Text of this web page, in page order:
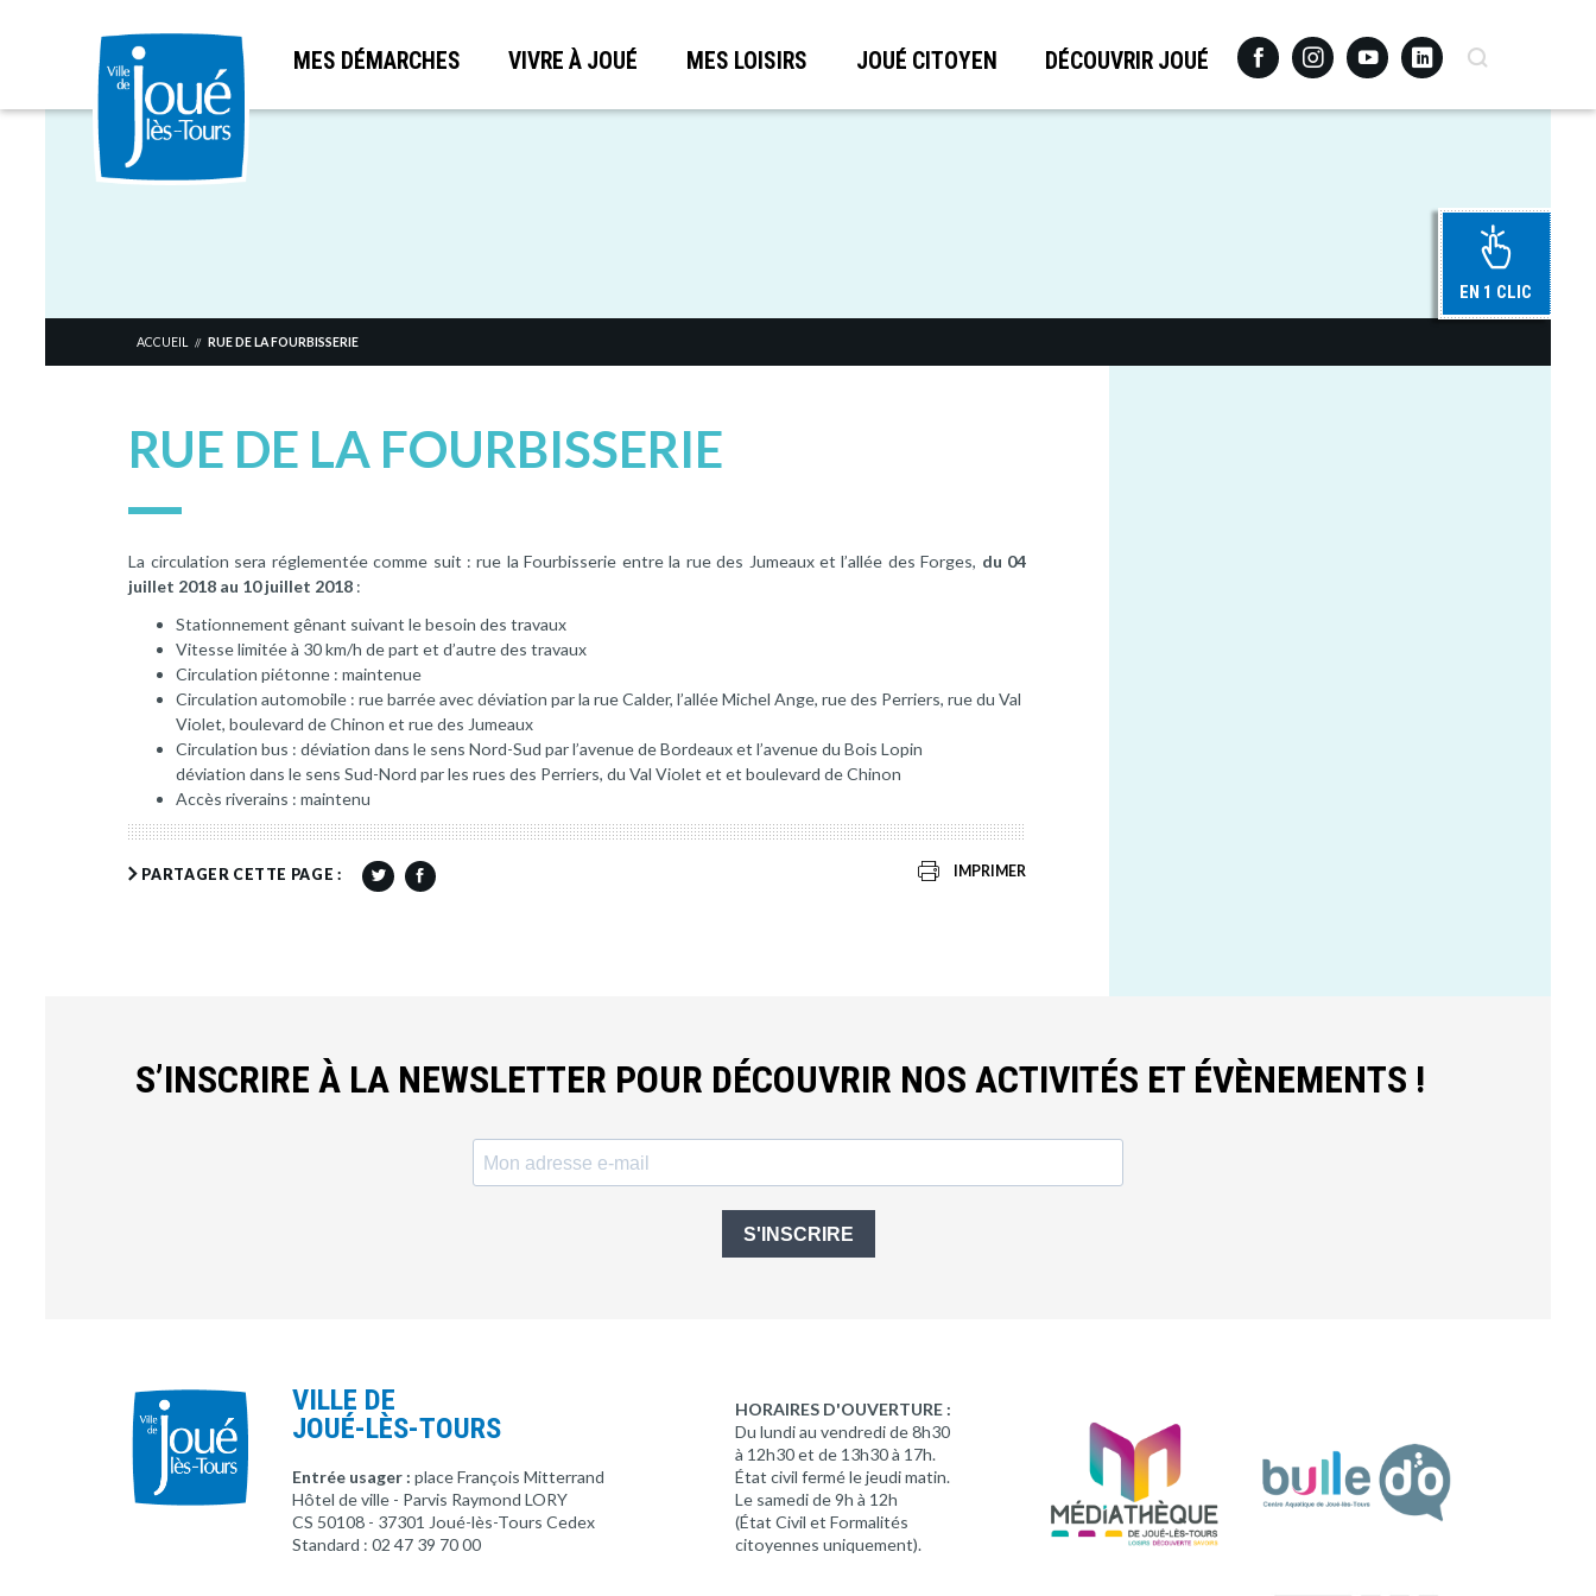
Aller
MES DÉMARCHES VIVRE À JOUÉ MES LOISIRS JOUÉ CITOYEN DÉCOUVRIR JOUÉ FacebookInstagramYoutubeLinkedinRecherche
EN 1 CLIC
ACCUEIL // RUE DE LA FOURBISSERIE
RUE DE LA FOURBISSERIE
La circulation sera réglementée comme suit : rue la Fourbisserie entre la rue des Jumeaux et l’allée des Forges, du 04
juillet 2018 au 10 juillet 2018 :
Stationnement gênant suivant le besoin des travaux
Vitesse limitée à 30 km/h de part et d’autre des travaux
Circulation piétonne : maintenue
Circulation automobile : rue barrée avec déviation par la rue Calder, l’allée Michel Ange, rue des Perriers, rue du Val
Violet, boulevard de Chinon et rue des Jumeaux
Circulation bus : déviation dans le sens Nord-Sud par l’avenue de Bordeaux et l’avenue du Bois Lopin
déviation dans le sens Sud-Nord par les rues des Perriers, du Val Violet et et boulevard de Chinon
Accès riverains : maintenu
PARTAGER CETTE PAGE : IMPRIMER
S’INSCRIRE À LA NEWSLETTER POUR DÉCOUVRIR NOS ACTIVITÉS ET ÉVÈNEMENTS !
S'INSCRIRE
VILLE DE
JOUÉ-LÈS-TOURS
Entrée usager : place François Mitterrand
Hôtel de ville - Parvis Raymond LORY
CS 50108 - 37301 Joué-lès-Tours Cedex
Standard : 02 47 39 70 00
HORAIRES D'OUVERTURE :
Du lundi au vendredi de 8h30
à 12h30 et de 13h30 à 17h.
État civil fermé le jeudi matin.
Le samedi de 9h à 12h
(État Civil et Formalités
citoyennes uniquement).